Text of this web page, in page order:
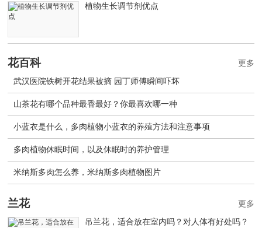
植物生长调节剂优点
花百科
武汉医院铁树开花结果被摘 园丁师傅瞬间吓坏
山茶花有哪个品种最香最好？你最喜欢哪一种
小蓝衣是什么，多肉植物小蓝衣的养殖方法和注意事项
多肉植物休眠时间，以及休眠时的养护管理
米纳斯多肉怎么养，米纳斯多肉植物图片
更多
兰花
吊兰花，适合放在室内吗？对人体有好处吗？
更多